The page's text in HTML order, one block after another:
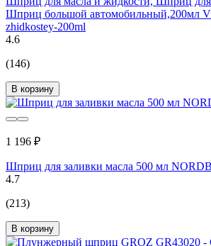
Шприц большой автомобильный,200мл
zhidkostey-200ml
4.6
(146)
В корзину
1 196 ₽
Шприц для заливки масла 500 мл
4.7
(213)
В корзину